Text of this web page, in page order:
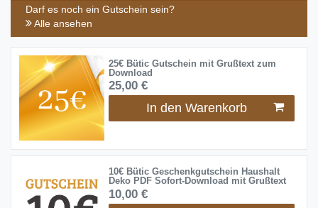
Darf es noch ein Gutschein sein?
Alle ansehen
25€ Bütic Gutschein mit Grußtext zum
Download
25,00 €
In den Warenkorb
10€ Bütic Geschenkgutschein Haushalt
Deko PDF Sofort-Download mit Grußtext
10,00 €